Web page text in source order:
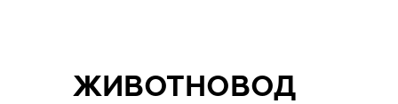
ЖИВОТНОВОД